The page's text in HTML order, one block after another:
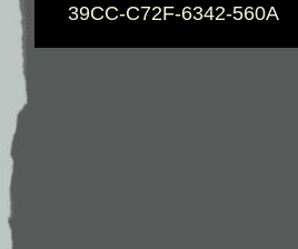
39CC-C72F-6342-560A